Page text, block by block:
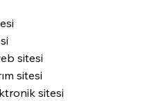
sitesi
sitesi
sitesi